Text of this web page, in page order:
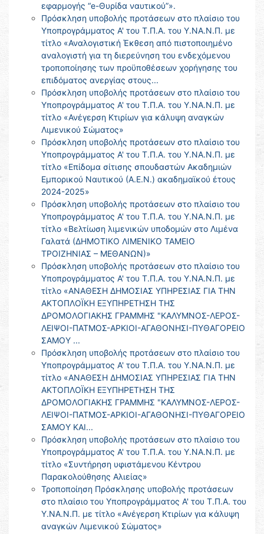
εφαρμογής “e-Θυρίδα ναυτικού”».
Πρόσκληση υποβολής προτάσεων στο πλαίσιο του
Υποπρογράμματος Α' του Τ.Π.Α. του Υ.ΝΑ.Ν.Π. με
τίτλο «Αναλογιστική Έκθεση από πιστοποιημένο
αναλογιστή για τη διερεύνηση του ενδεχόμενου
τροποποίησης των προϋποθέσεων χορήγησης του
επιδόματος ανεργίας στους...
Πρόσκληση υποβολής προτάσεων στο πλαίσιο του
Υποπρογράμματος Α' του Τ.Π.Α. του Υ.ΝΑ.Ν.Π. με
τίτλο «Ανέγερση Κτιρίων για κάλυψη αναγκών
Λιμενικού Σώματος»
Πρόσκληση υποβολής προτάσεων στο πλαίσιο του
Υποπρογράμματος Α' του Τ.Π.Α. του Υ.ΝΑ.Ν.Π. με
τίτλο «Επίδομα σίτισης σπουδαστών Ακαδημιών
Εμπορικού Ναυτικού (Α.Ε.Ν.) ακαδημαϊκού έτους
2024-2025»
Πρόσκληση υποβολής προτάσεων στο πλαίσιο του
Υποπρογράμματος Α' του Τ.Π.Α. του Υ.ΝΑ.Ν.Π. με
τίτλο «Βελτίωση λιμενικών υποδομών στο Λιμένα
Γαλατά (ΔΗΜΟΤΙΚΟ ΛΙΜΕΝΙΚΟ ΤΑΜΕΙΟ
ΤΡΟΙΖΗΝΙΑΣ – ΜΕΘΑΝΩΝ)»
Πρόσκληση υποβολής προτάσεων στο πλαίσιο του
Υποπρογράμματος Α' του Τ.Π.Α. του Υ.ΝΑ.Ν.Π. με
τίτλο «ΑΝΑΘΕΣΗ ΔΗΜΟΣΙΑΣ ΥΠΗΡΕΣΙΑΣ ΓΙΑ ΤΗΝ
ΑΚΤΟΠΛΟΪΚΗ ΕΞΥΠΗΡΕΤΗΣΗ ΤΗΣ
ΔΡΟΜΟΛΟΓΙΑΚΗΣ ΓΡΑΜΜΗΣ "ΚΑΛΥΜΝΟΣ-ΛΕΡΟΣ-
ΛΕΙΨΟΙ-ΠΑΤΜΟΣ-ΑΡΚΙΟΙ-ΑΓΑΘΟΝΗΣΙ-ΠΥΘΑΓΟΡΕΙΟ
ΣΑΜΟΥ ...
Πρόσκληση υποβολής προτάσεων στο πλαίσιο του
Υποπρογράμματος Α' του Τ.Π.Α. του Υ.ΝΑ.Ν.Π. με
τίτλο «ΑΝΑΘΕΣΗ ΔΗΜΟΣΙΑΣ ΥΠΗΡΕΣΙΑΣ ΓΙΑ ΤΗΝ
ΑΚΤΟΠΛΟΪΚΗ ΕΞΥΠΗΡΕΤΗΣΗ ΤΗΣ
ΔΡΟΜΟΛΟΓΙΑΚΗΣ ΓΡΑΜΜΗΣ "ΚΑΛΥΜΝΟΣ-ΛΕΡΟΣ-
ΛΕΙΨΟΙ-ΠΑΤΜΟΣ-ΑΡΚΙΟΙ-ΑΓΑΘΟΝΗΣΙ-ΠΥΘΑΓΟΡΕΙΟ
ΣΑΜΟΥ ΚΑΙ...
Πρόσκληση υποβολής προτάσεων στο πλαίσιο του
Υποπρογράμματος Α' του Τ.Π.Α. του Υ.ΝΑ.Ν.Π. με
τίτλο «Συντήρηση υφιστάμενου Κέντρου
Παρακολούθησης Αλιείας»
Τροποποίηση Πρόσκλησης υποβολής προτάσεων
στο πλαίσιο του Υποπρογράμματος Α' του Τ.Π.Α. του
Υ.ΝΑ.Ν.Π. με τίτλο «Ανέγερση Κτιρίων για κάλυψη
αναγκών Λιμενικού Σώματος»